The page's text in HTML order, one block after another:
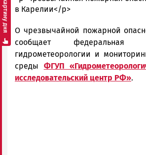
Новости
и
Карелии
|
Петрозаводск
ГОВОРИТ
в Карелии</p>
О чрезвычайной пожарной
сообщает
гидрометеорологии и
среды ФГУП
исследовательский центр РФ».